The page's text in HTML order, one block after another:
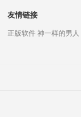
友情链接
正版软件 神一样的男人